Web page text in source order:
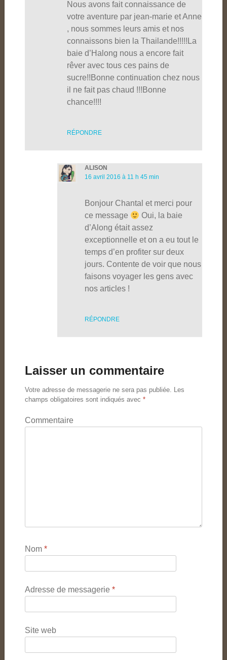
Nous avons fait connaissance de
votre aventure par jean-marie et Anne
, nous sommes leurs amis et nos
connaissons bien la Thailande!!!!!La
baie d’Halong nous a encore fait
rêver avec tous ces pains de
sucre!!Bonne continuation chez nous
il ne fait pas chaud !!!Bonne
chance!!!!
RÉPONDRE
ALISON
16 avril 2016 à 11 h 45 min
Bonjour Chantal et merci pour
ce message
Oui, la baie
d’Along était assez
exceptionnelle et on a eu tout le
temps d’en profiter sur deux
jours. Contente de voir que nous
faisons voyager les gens avec
nos articles !
RÉPONDRE
Laisser un commentaire
Votre adresse de messagerie ne sera pas publiée. Les
champs obligatoires sont indiqués avec *
Commentaire
Nom *
Adresse de messagerie *
Site web